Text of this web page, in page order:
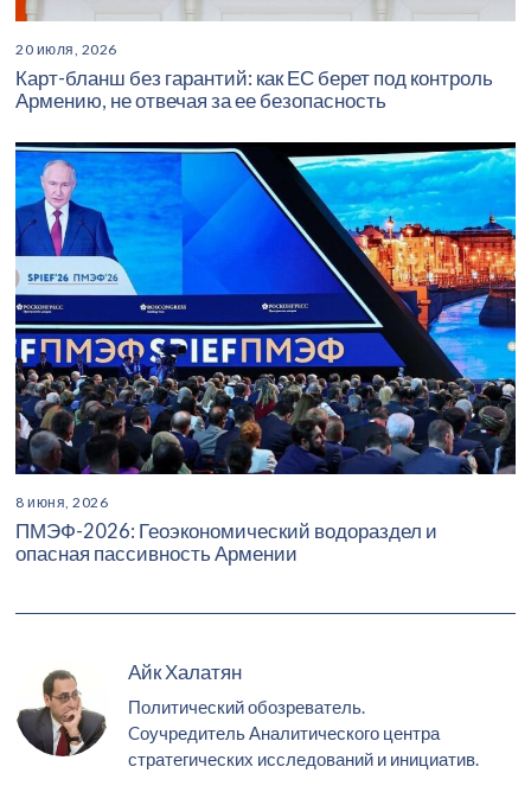
20 июля, 2026
Карт-бланш без гарантий: как ЕС берет под контроль
Армению, не отвечая за ее безопасность
8 июня, 2026
ПМЭФ-2026: Геоэкономический водораздел и
опасная пассивность Армении
Айк Халатян
Политический обозреватель.
Cоучредитель Аналитического центра
стратегических исследований и инициатив.